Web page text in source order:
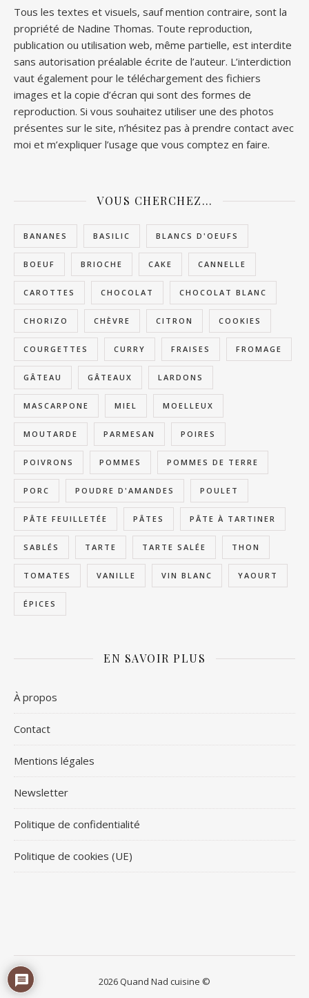
Tous les textes et visuels, sauf mention contraire, sont la
propriété de Nadine Thomas. Toute reproduction,
publication ou utilisation web, même partielle, est interdite
sans autorisation préalable écrite de l’auteur. L’interdiction
vaut également pour le téléchargement des fichiers
images et la copie d’écran qui sont des formes de
reproduction. Si vous souhaitez utiliser une des photos
présentes sur le site, n’hésitez pas à prendre contact avec
moi et m’expliquer l’usage que vous comptez en faire.
VOUS CHERCHEZ…
BANANES BASILIC BLANCS D'OEUFS
BOEUF BRIOCHE CAKE CANNELLE
CAROTTES CHOCOLAT CHOCOLAT BLANC
CHORIZO CHÈVRE CITRON COOKIES
COURGETTES CURRY FRAISES FROMAGE
GÂTEAU GÂTEAUX LARDONS
MASCARPONE MIEL MOELLEUX
MOUTARDE PARMESAN POIRES
POIVRONS POMMES POMMES DE TERRE
PORC POUDRE D'AMANDES POULET
PÂTE FEUILLETÉE PÂTES PÂTE À TARTINER
SABLÉS TARTE TARTE SALÉE THON
TOMATES VANILLE VIN BLANC YAOURT
ÉPICES
EN SAVOIR PLUS
À propos
Contact
Mentions légales
Newsletter
Politique de confidentialité
Politique de cookies (UE)
2026 Quand Nad cuisine ©